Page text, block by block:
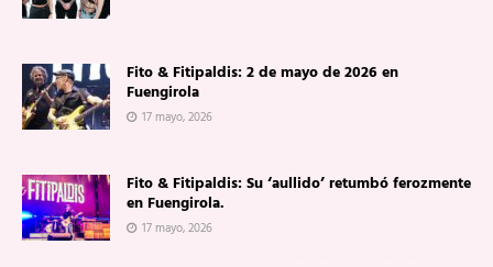
Fito & Fitipaldis: 2 de mayo de 2026 en
Fuengirola
17 mayo, 2026
Fito & Fitipaldis: Su ‘aullido’ retumbó ferozmente
en Fuengirola.
17 mayo, 2026